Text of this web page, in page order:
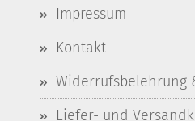
Impressum
Kontakt
Widerrufsbelehrung
Liefer- und